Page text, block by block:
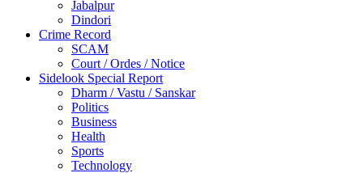
Jabalpur
Dindori
Crime Record
SCAM
Court / Ordes / Notice
Sidelook Special Report
Dharm / Vastu / Sanskar
Politics
Business
Health
Sports
Technology